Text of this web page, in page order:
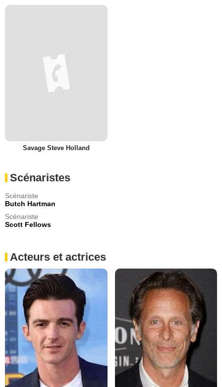
Savage Steve Holland
Scénaristes
Scénariste
Butch Hartman
Scénariste
Scott Fellows
Acteurs et actrices